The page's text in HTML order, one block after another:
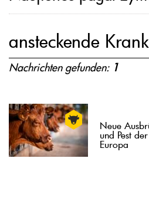
ansteckende
Nachrichten gefunden: 1
Neue
und Pest
Europa